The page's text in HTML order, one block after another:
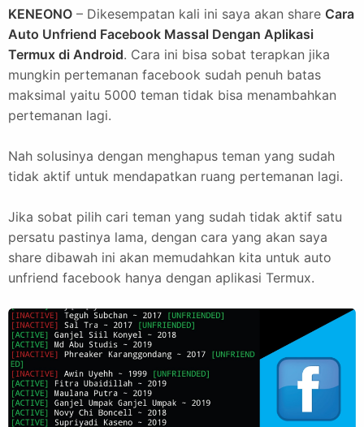
KENEONO – Dikesempatan kali ini saya akan share Cara
Auto Unfriend Facebook Massal Dengan Aplikasi
Termux di Android. Cara ini bisa sobat terapkan jika
mungkin pertemanan facebook sudah penuh batas
maksimal yaitu 5000 teman tidak bisa menambahkan
pertemanan lagi.
Nah solusinya dengan menghapus teman yang sudah
tidak aktif untuk mendapatkan ruang pertemanan lagi.
Jika sobat pilih cari teman yang sudah tidak aktif satu
persatu pastinya lama, dengan cara yang akan saya
share dibawah ini akan memudahkan kita untuk auto
unfriend facebook hanya dengan aplikasi Termux.